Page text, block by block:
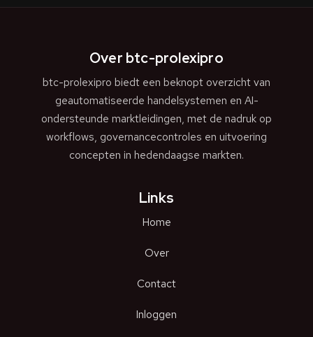
Over btc-prolexipro
btc-prolexipro biedt een beknopt overzicht van
geautomatiseerde handelsystemen en AI-
ondersteunde marktleidingen, met de nadruk op
workflows, governancecontroles en uitvoering
concepten in hedendaagse markten.
Links
Home
Over
Contact
Inloggen